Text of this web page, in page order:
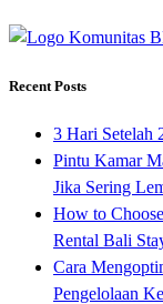
Recent Posts
3 Hari Setelah
Pintu Kamar
Jika Sering
How to
Rental Bali
Cara
Pengelolaan